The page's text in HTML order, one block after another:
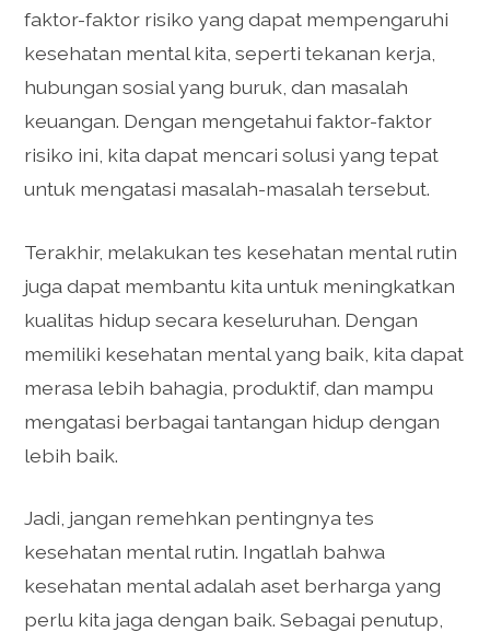
faktor-faktor risiko yang dapat mempengaruhi
kesehatan mental kita, seperti tekanan kerja,
hubungan sosial yang buruk, dan masalah
keuangan. Dengan mengetahui faktor-faktor
risiko ini, kita dapat mencari solusi yang tepat
untuk mengatasi masalah-masalah tersebut.
Terakhir, melakukan tes kesehatan mental rutin
juga dapat membantu kita untuk meningkatkan
kualitas hidup secara keseluruhan. Dengan
memiliki kesehatan mental yang baik, kita dapat
merasa lebih bahagia, produktif, dan mampu
mengatasi berbagai tantangan hidup dengan
lebih baik.
Jadi, jangan remehkan pentingnya tes
kesehatan mental rutin. Ingatlah bahwa
kesehatan mental adalah aset berharga yang
perlu kita jaga dengan baik. Sebagai penutup,